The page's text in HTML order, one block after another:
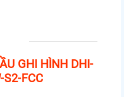
GHI HÌNH DHI-
S2-FCC